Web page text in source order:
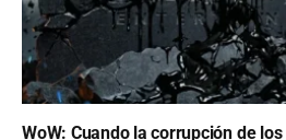
WoW: Cuando la corrupción de